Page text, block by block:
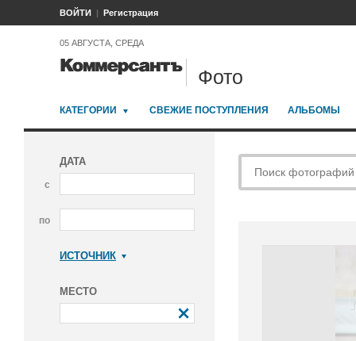
ВОЙТИ Регистрация
05 АВГУСТА, СРЕДА
Фото
КАТЕГОРИИ СВЕЖИЕ ПОСТУПЛЕНИЯ АЛЬБОМЫ
ДАТА
с
по
ИСТОЧНИК
МЕСТО